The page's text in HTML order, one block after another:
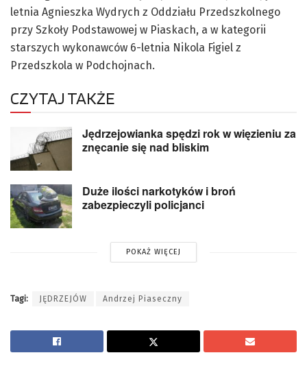
letnia Agnieszka Wydrych z Oddziału Przedszkolnego
przy Szkoły Podstawowej w Piaskach, a w kategorii
starszych wykonawców 6-letnia Nikola Figiel z
Przedszkola w Podchojnach.
CZYTAJ TAKŻE
Jędrzejowianka spędzi rok w więzieniu za
znęcanie się nad bliskim
Duże ilości narkotyków i broń
zabezpieczyli policjanci
POKAŻ WIĘCEJ
Tagi: JĘDRZEJÓW Andrzej Piaseczny